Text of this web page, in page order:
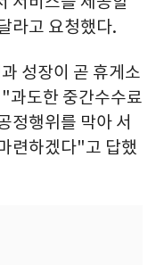
라고 요청했다.
성장이 곧 휴게소
과도한 중간수수료
정행위를 막아 서
련하겠다"고 답했